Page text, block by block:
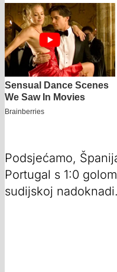
Podsjećamo,
Portugal s 1:0
sudijskoj nadoknadi.